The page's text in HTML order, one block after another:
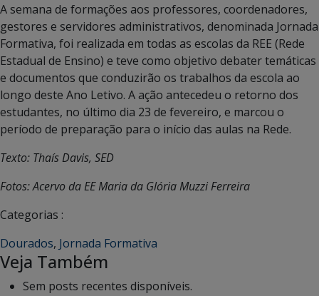
A semana de formações aos professores, coordenadores,
gestores e servidores administrativos, denominada Jornada
Formativa, foi realizada em todas as escolas da REE (Rede
Estadual de Ensino) e teve como objetivo debater temáticas
e documentos que conduzirão os trabalhos da escola ao
longo deste Ano Letivo. A ação antecedeu o retorno dos
estudantes, no último dia 23 de fevereiro, e marcou o
período de preparação para o início das aulas na Rede.
Texto: Thaís Davis, SED
Fotos: Acervo da EE Maria da Glória Muzzi Ferreira
Categorias :
Dourados, Jornada Formativa
Veja Também
Sem posts recentes disponíveis.